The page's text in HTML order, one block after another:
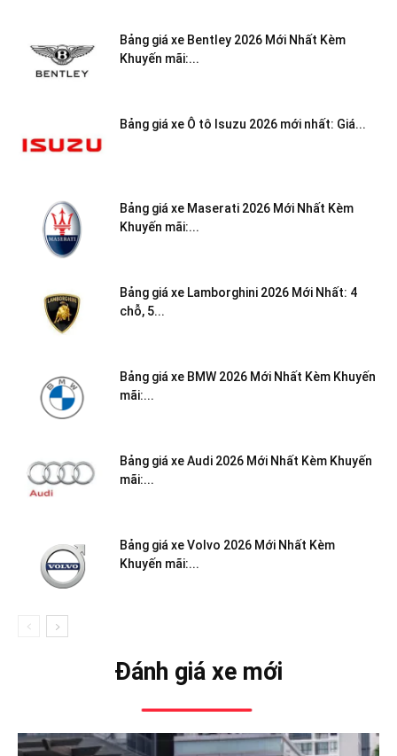
Bảng giá xe Bentley 2026 Mới Nhất Kèm
Khuyến mãi:...
Bảng giá xe Ô tô Isuzu 2026 mới nhất: Giá...
Bảng giá xe Maserati 2026 Mới Nhất Kèm
Khuyến mãi:...
Bảng giá xe Lamborghini 2026 Mới Nhất: 4
chỗ, 5...
Bảng giá xe BMW 2026 Mới Nhất Kèm Khuyến
mãi:...
Bảng giá xe Audi 2026 Mới Nhất Kèm Khuyến
mãi:...
Bảng giá xe Volvo 2026 Mới Nhất Kèm
Khuyến mãi:...
Đánh giá xe mới